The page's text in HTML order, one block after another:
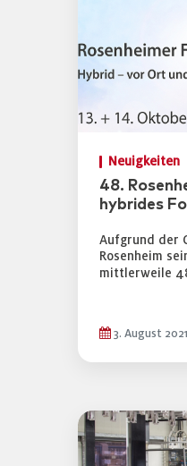
Neuigkeiten
48.
hybrides
Aufgrund der
Rosenheim
mittlerweile
3. August 2021